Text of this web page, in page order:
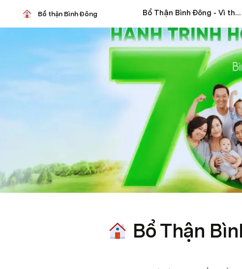
Bổ thận Bình Đông Bổ Thận Bình Đông - Vì thận khỏe mạnh
Bổ Thận